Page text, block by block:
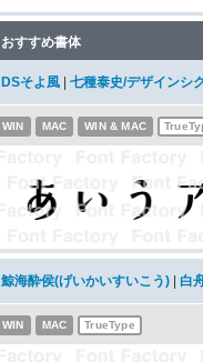
おすすめ書体
DSそよ風 七種泰史/デザインシ
WIN MAC WIN & MAC
鯨海酔侯(げいかいすいこう) 白
WIN MAC TrueType